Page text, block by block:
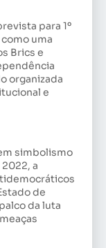
para 1º
uma
Brics e
organizada
e
simbolismo
a
de
da luta